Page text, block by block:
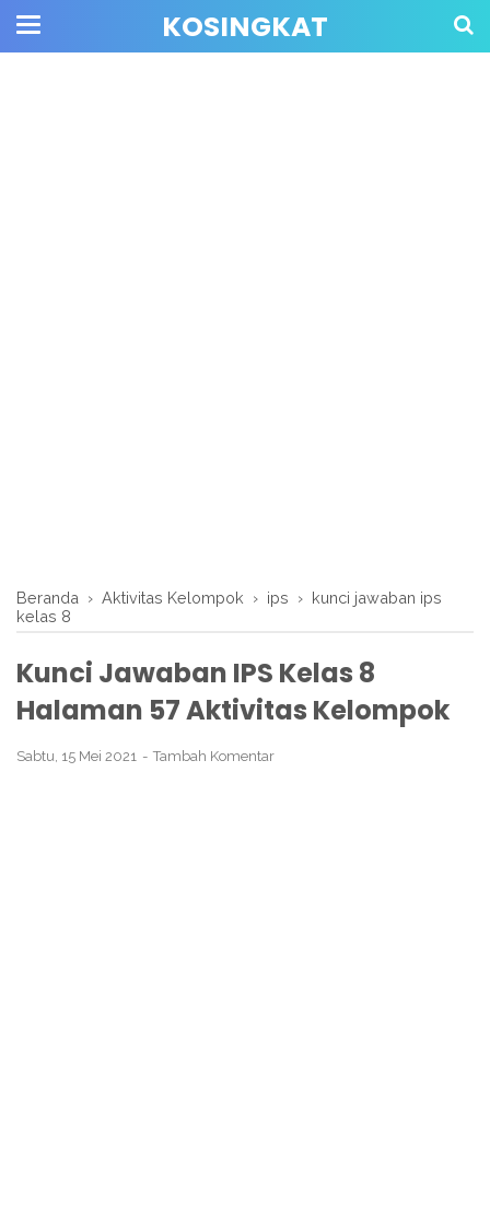
KOSINGKAT
Beranda › Aktivitas Kelompok › ips › kunci jawaban ips
kelas 8
Kunci Jawaban IPS Kelas 8
Halaman 57 Aktivitas Kelompok
Sabtu, 15 Mei 2021 Tambah Komentar